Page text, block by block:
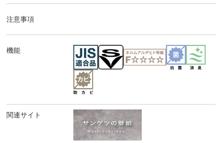
注意事項
機能
関連サイト